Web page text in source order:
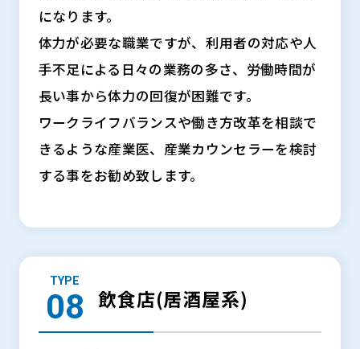
になります。
体力が必要な職業ですが、利用者の対応や人
手不足による日々の業務の多さ、労働時間が
長い事から体力の回復が困難です。
ワークライフバランスや働き方改革を相談で
きるような産業医、産業カウンセラーを検討
する事をお勧め致します。
TYPE
飲食店(居酒屋系)